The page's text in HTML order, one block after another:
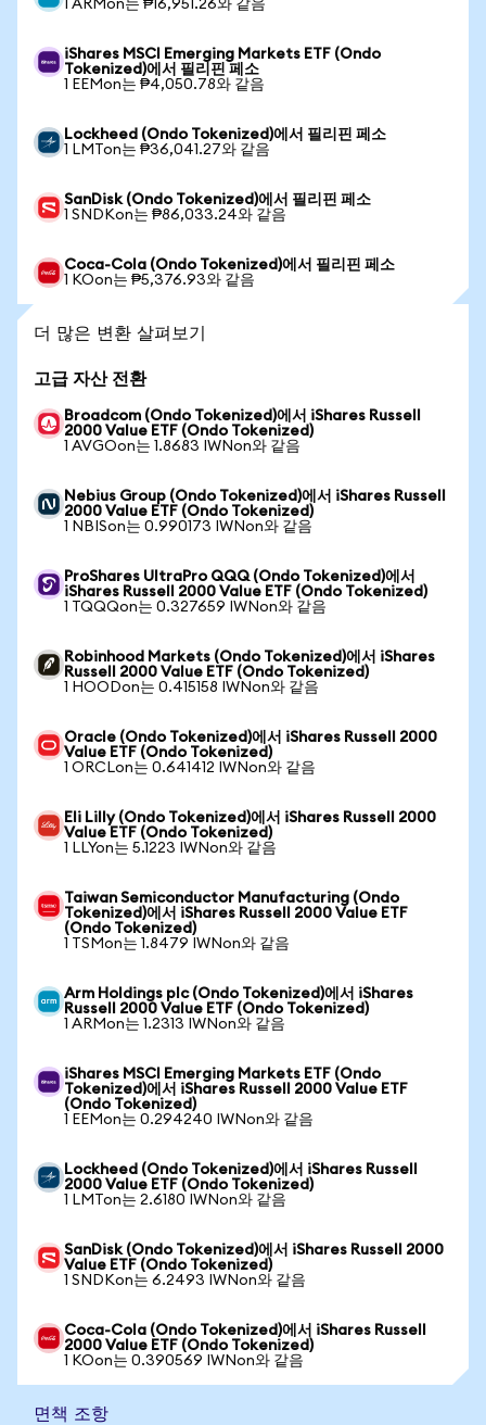
1 ARMon는 ₱16,951.26와 같음
iShares MSCI Emerging Markets ETF (Ondo
Tokenized)에서 필리핀 페소
1 EEMon는 ₱4,050.78와 같음
Lockheed (Ondo Tokenized)에서 필리핀 페소
1 LMTon는 ₱36,041.27와 같음
SanDisk (Ondo Tokenized)에서 필리핀 페소
1 SNDKon는 ₱86,033.24와 같음
Coca-Cola (Ondo Tokenized)에서 필리핀 페소
1 KOon는 ₱5,376.93와 같음
더 많은 변환 살펴보기
고급 자산 전환
Broadcom (Ondo Tokenized)에서 iShares Russell
2000 Value ETF (Ondo Tokenized)
1 AVGOon는 1.8683 IWNon와 같음
Nebius Group (Ondo Tokenized)에서 iShares Russell
2000 Value ETF (Ondo Tokenized)
1 NBISon는 0.990173 IWNon와 같음
ProShares UltraPro QQQ (Ondo Tokenized)에서
iShares Russell 2000 Value ETF (Ondo Tokenized)
1 TQQQon는 0.327659 IWNon와 같음
Robinhood Markets (Ondo Tokenized)에서 iShares
Russell 2000 Value ETF (Ondo Tokenized)
1 HOODon는 0.415158 IWNon와 같음
Oracle (Ondo Tokenized)에서 iShares Russell 2000
Value ETF (Ondo Tokenized)
1 ORCLon는 0.641412 IWNon와 같음
Eli Lilly (Ondo Tokenized)에서 iShares Russell 2000
Value ETF (Ondo Tokenized)
1 LLYon는 5.1223 IWNon와 같음
Taiwan Semiconductor Manufacturing (Ondo
Tokenized)에서 iShares Russell 2000 Value ETF
(Ondo Tokenized)
1 TSMon는 1.8479 IWNon와 같음
Arm Holdings plc (Ondo Tokenized)에서 iShares
Russell 2000 Value ETF (Ondo Tokenized)
1 ARMon는 1.2313 IWNon와 같음
iShares MSCI Emerging Markets ETF (Ondo
Tokenized)에서 iShares Russell 2000 Value ETF
(Ondo Tokenized)
1 EEMon는 0.294240 IWNon와 같음
Lockheed (Ondo Tokenized)에서 iShares Russell
2000 Value ETF (Ondo Tokenized)
1 LMTon는 2.6180 IWNon와 같음
SanDisk (Ondo Tokenized)에서 iShares Russell 2000
Value ETF (Ondo Tokenized)
1 SNDKon는 6.2493 IWNon와 같음
Coca-Cola (Ondo Tokenized)에서 iShares Russell
2000 Value ETF (Ondo Tokenized)
1 KOon는 0.390569 IWNon와 같음
면책 조항